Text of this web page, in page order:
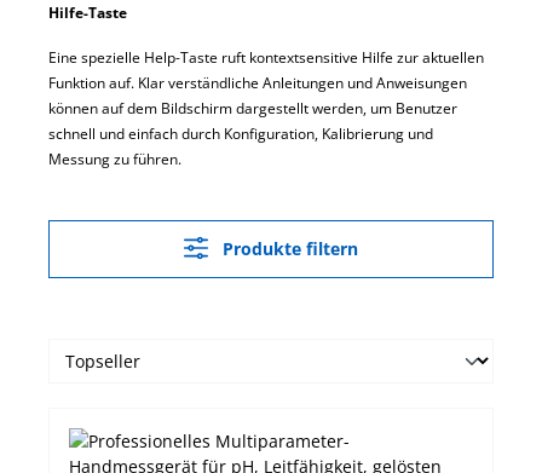
Hilfe-Taste
Eine spezielle Help-Taste ruft kontextsensitive Hilfe zur aktuellen
Funktion auf. Klar verständliche Anleitungen und Anweisungen
können auf dem Bildschirm dargestellt werden, um Benutzer
schnell und einfach durch Konfiguration, Kalibrierung und
Messung zu führen.
Produkte filtern